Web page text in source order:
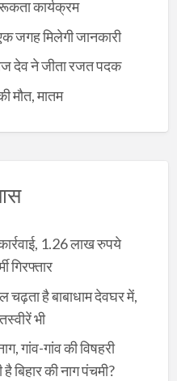
कार्यक्रम
जगह मिलेगी जानकारी
देव ने जीता रजत पदक
मौत, मातम
1.26 लाख रुपये
गिरफ्तार
है बाबाधाम देवघर में,
भी
गांव-गांव की विषहरी
बिहार की नाग पंचमी?